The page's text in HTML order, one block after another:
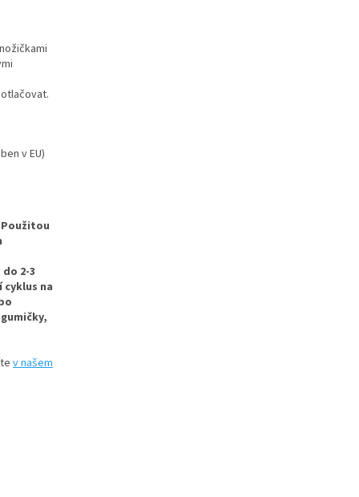
v EU)
Použitou
2-3
na
v našem